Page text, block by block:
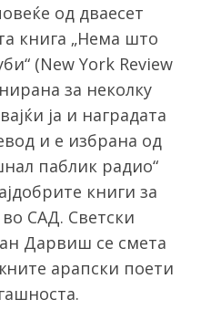
од дваесет
книга „Нема што
(New York Review
за неколку
ја и наградата
и е избрана од
паблик радио“
книги за
САД. Светски
Дарвиш се смета
арапски поети